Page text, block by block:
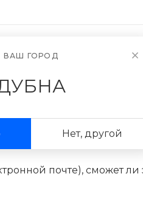
ВАШ ГОРОД
Нет, другой
О компании
экспертные услуги
почте), сможет